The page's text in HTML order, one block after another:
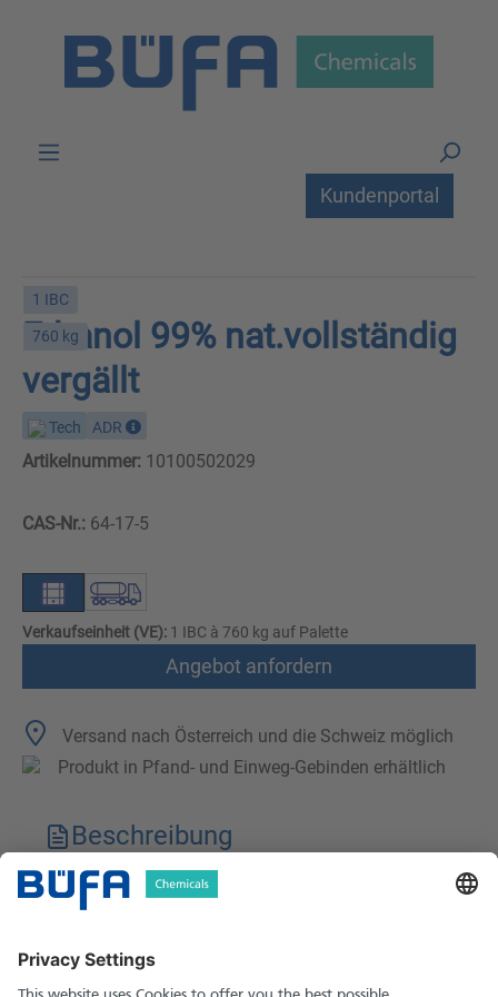
Kundenportal
1 IBC
760 kg
Ethanol 99% nat.vollständig
vergällt
Tech ADR
Artikelnummer: 10100502029
CAS-Nr.: 64-17-5
Verkaufseinheit (VE): 1 IBC à 760 kg auf Palette
Angebot anfordern
Versand nach Österreich und die Schweiz möglich
Produkt in Pfand- und Einweg-Gebinden erhältlich
Beschreibung
Technische Merkmale
Sicherheitshinweise